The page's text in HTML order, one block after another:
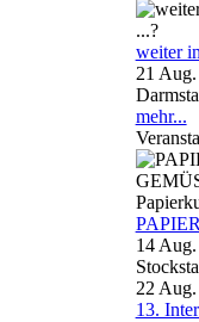
weiter
21
mehr...
14
22 Aug.
13.